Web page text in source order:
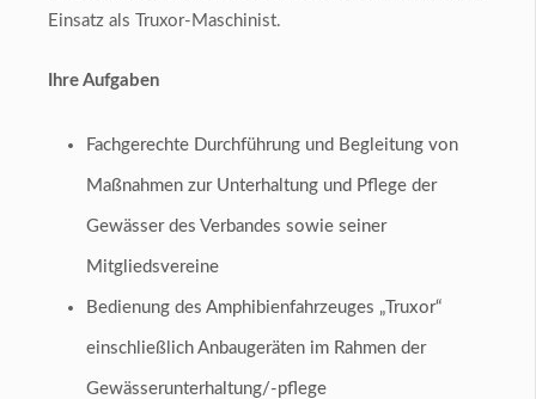
Einsatz als Truxor-Maschinist.
Ihre Aufgaben
Fachgerechte Durchführung und Begleitung von
Maßnahmen zur Unterhaltung und Pflege der
Gewässer des Verbandes sowie seiner
Mitgliedsvereine
Bedienung des Amphibienfahrzeuges „Truxor“
einschließlich Anbaugeräten im Rahmen der
Gewässerunterhaltung/-pflege